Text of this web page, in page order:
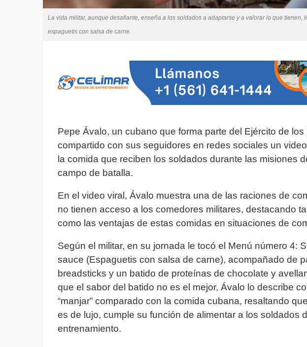
La vida militar, aunque desafiante, enseña a los soldados a adaptarse y a valorar lo que tienen,
espaguetis con salsa de carne.
Pepe Ávalo, un cubano que forma parte del Ejército de
compartido con sus seguidores en redes sociales un
la comida que reciben los soldados durante las misiones
campo de batalla.
En el video viral, Ávalo muestra una de las raciones de
no tienen acceso a los comedores militares, destacando
como las ventajas de estas comidas en situaciones de
Según el militar, en su jornada le tocó el Menú número 4:
sauce (Espaguetis con salsa de carne), acompañado de
breadsticks y un batido de proteínas de chocolate y
que el sabor del batido no es el mejor, Ávalo lo describe
“manjar” comparado con la comida cubana, resaltando
es de lujo, cumple su función de alimentar a los soldados
entrenamiento.